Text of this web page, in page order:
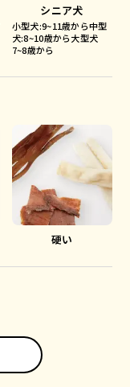
シニア犬
小型犬:9~11歳から中型
犬:8~10歳から大型犬
7~8歳から
硬い